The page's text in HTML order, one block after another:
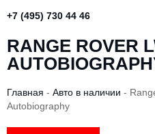
+7 (495) 730 44 46
RANGE ROVER
Главная - Авто в наличии -
Autobiography